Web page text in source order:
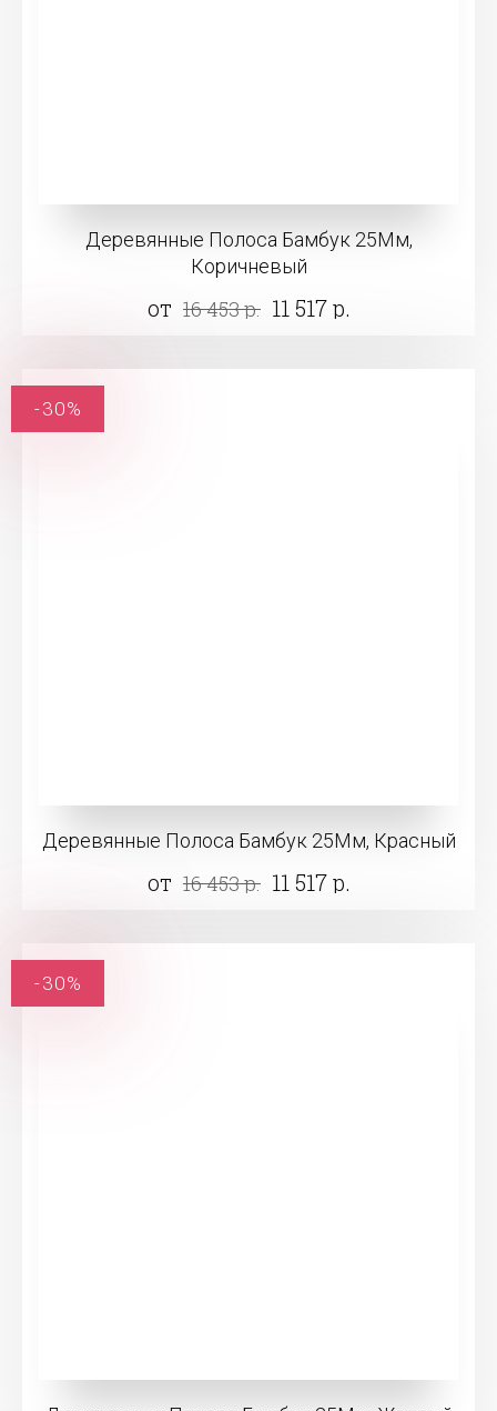
Деревянные Полоса Бамбук 25Мм,
Коричневый
от 16 453 р. 11 517 р.
Деревянные Полоса Бамбук 25Мм, Красный
от 16 453 р. 11 517 р.
-30%
-30%